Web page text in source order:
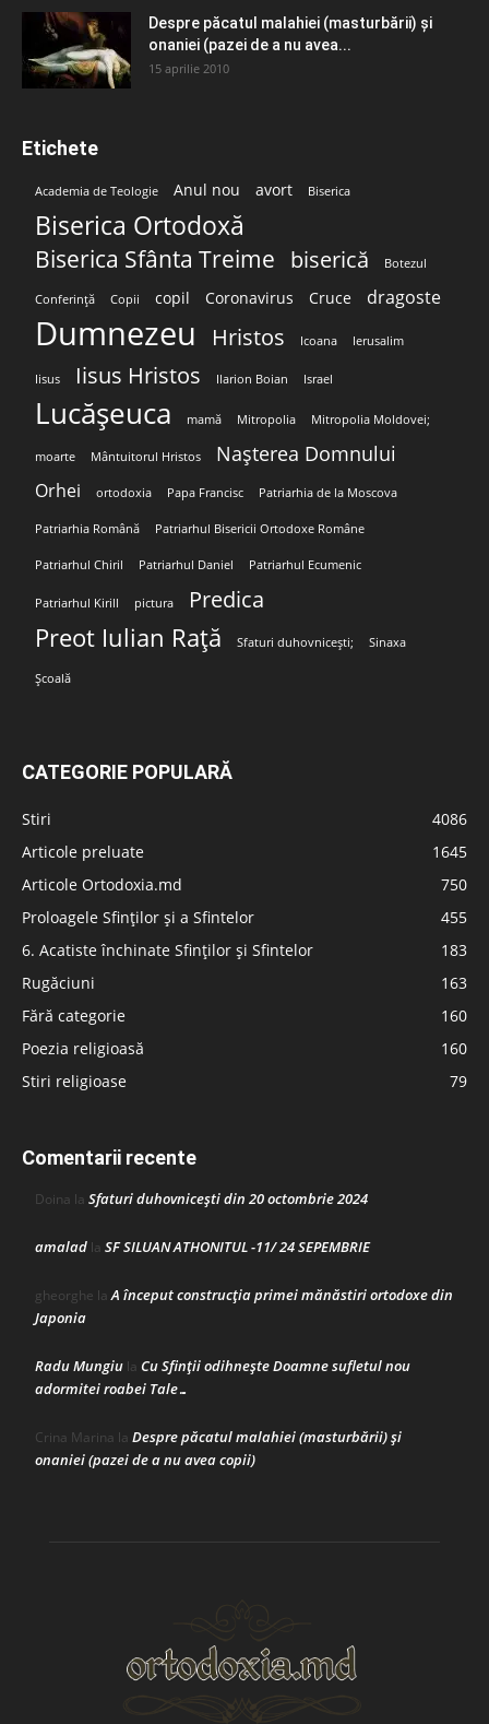
Despre păcatul malahiei (masturbării) şi
onaniei (pazei de a nu avea...
15 aprilie 2010
Etichete
Academia de Teologie Anul nou avort Biserica
Biserica Ortodoxă
Biserica Sfânta Treime biserică Botezul
Conferință Copii copil Coronavirus Cruce dragoste
Dumnezeu Hristos Icoana Ierusalim
Iisus Iisus Hristos Ilarion Boian Israel
Lucășeuca mamă Mitropolia Mitropolia Moldovei;
moarte Mântuitorul Hristos Nașterea Domnului
Orhei ortodoxia Papa Francisc Patriarhia de la Moscova
Patriarhia Română Patriarhul Bisericii Ortodoxe Române
Patriarhul Chiril Patriarhul Daniel Patriarhul Ecumenic
Patriarhul Kirill pictura Predica
Preot Iulian Rață Sfaturi duhovnicești; Sinaxa
Școală
CATEGORIE POPULARĂ
Stiri
4086
Articole preluate
1645
Articole Ortodoxia.md
750
Proloagele Sfinților și a Sfintelor
455
6. Acatiste închinate Sfinților și Sfintelor
183
Rugăciuni
163
Fără categorie
160
Poezia religioasă
160
Stiri religioase
79
Comentarii recente
Doina la Sfaturi duhovnicești din 20 octombrie 2024
amalad la SF SILUAN ATHONITUL -11/ 24 SEPEMBRIE
gheorghe laA început construcţia primei mănăstiri ortodoxe din
Japonia
Radu Mungiu la Cu Sfinții odihnește Doamne sufletul nou
adormitei roabei Tale…
Crina Marina la Despre păcatul malahiei (masturbării) şi
onaniei (pazei de a nu avea copii)